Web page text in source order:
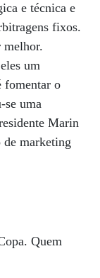
e técnica e
fixos.
melhor.
um
fomentar o
se uma
Marin
de marketing
Quem